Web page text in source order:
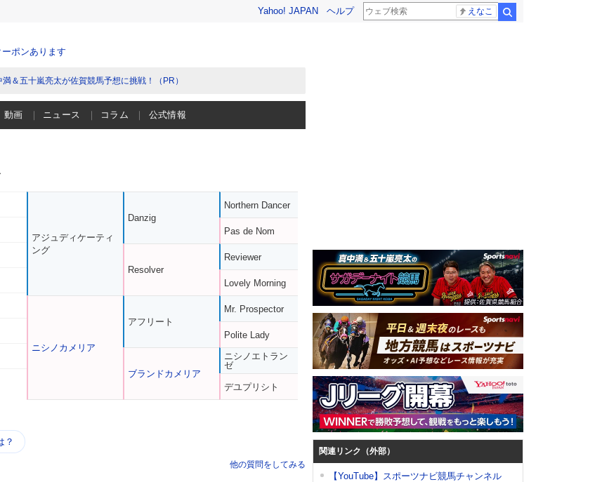
Yahoo! JAPAN ヘルプ えなこ
ーポンあります
満＆五十嵐亮太が佐賀競馬予想に挑戦！（PR）
動画 ニュース コラム 公式情報
アジュディケーティ
ング
ニシノカメリア
Danzig
Resolver
アフリート
ブランドカメリア
Northern Dancer
Pas de Nom
Reviewer
Lovely Morning
Mr. Prospector
Polite Lady
ニシノエトラン
ゼ
デユプリシト
？
他の質問をしてみる
関連リンク（外部）
【YouTube】スポーツナビ競馬チャンネル